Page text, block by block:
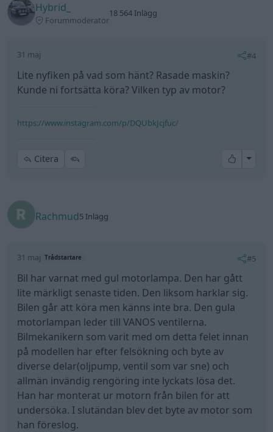
Hybrid_
Forummoderator
18 564 Inlägg
31 maj #4
Lite nyfiken på vad som hänt? Rasade maskin?
Kunde ni fortsätta köra? Vilken typ av motor?
https://www.instagram.com/p/DQUbkJcjfuc/
Citera All
Rachmud5 Inlägg
31 maj Trådstartare #5
Bil har varnat med gul motorlampa. Den har gått
lite märkligt senaste tiden. Den liksom harklar sig.
Bilen går att köra men känns inte bra. Den gula
motorlampan leder till VANOS ventilerna.
Bilmekanikern som varit med om detta felet innan
på modellen har efter felsökning och byte av
diverse delar(oljpump, ventil som var sne) och
allmän invändig rengöring inte lyckats lösa det.
Han har monterat ur motorn från bilen för att
undersöka. I slutändan blev det byte av motor som
han föreslog.